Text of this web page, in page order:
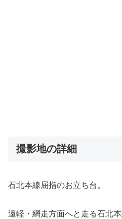
撮影地の詳細
石北本線屈指のお立ち台。
遠軽・網走方面へと走る石北